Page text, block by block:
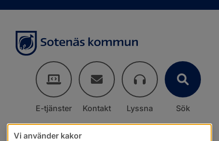
E-tjänster Kontakt Lyssna Sök
Vi använder kakor